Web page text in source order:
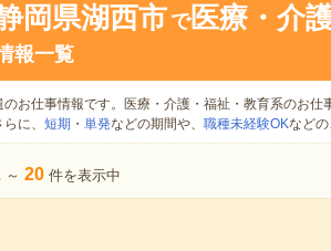
岡県湖西市 で医療・介
報一覧
お仕事情報です。医療・介護・福祉・教育系のお仕
に、 短期 ・ 単発などの期間や、 職種未経験OKなどの
～ 20 件を表示中